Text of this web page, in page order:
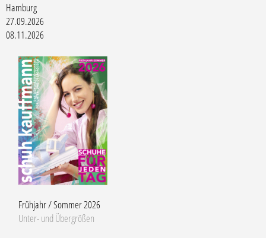
Hamburg
27.09.2026
08.11.2026
Frühjahr / Sommer 2026
Unter- und Übergrößen